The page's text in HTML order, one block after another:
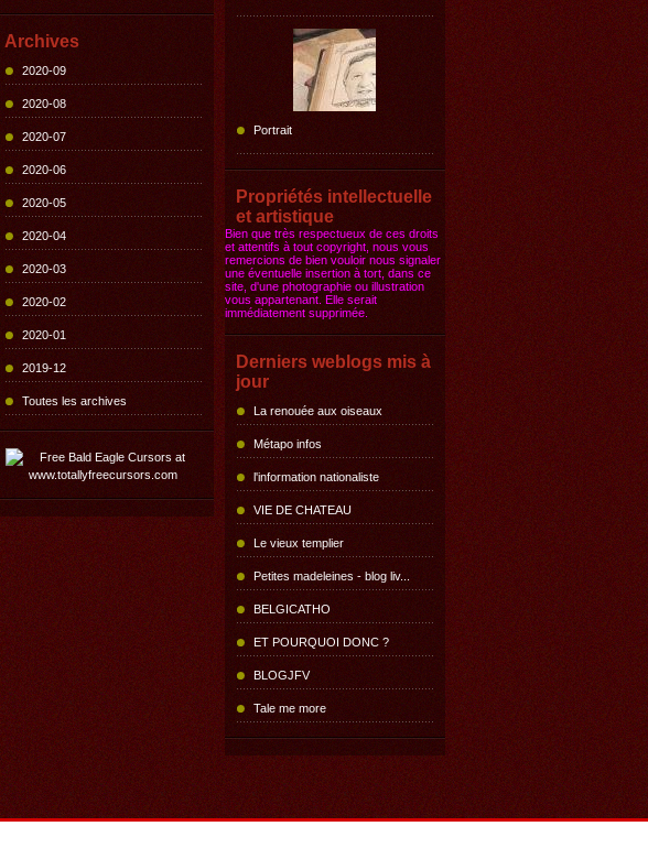
Portrait
Propriétés intellectuelle
et artistique
Bien que très respectueux de ces droits
et attentifs à tout copyright, nous vous
remercions de bien vouloir nous signaler
une éventuelle insertion à tort, dans ce
site, d'une photographie ou illustration
vous appartenant. Elle serait
immédiatement supprimée.
Derniers weblogs mis à
jour
La renouée aux oiseaux
Métapo infos
l'information nationaliste
VIE DE CHATEAU
Le vieux templier
Petites madeleines - blog liv...
BELGICATHO
ET POURQUOI DONC ?
BLOGJFV
Tale me more
Archives
2020-09
2020-08
2020-07
2020-06
2020-05
2020-04
2020-03
2020-02
2020-01
2019-12
Toutes les archives